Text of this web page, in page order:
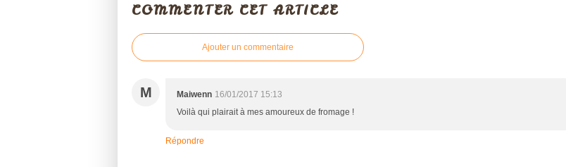
COMMENTER CET ARTICLE
Ajouter un commentaire
M Maiwenn 16/01/2017 15:13
Voilà qui plairait à mes amoureux de fromage !
Répondre